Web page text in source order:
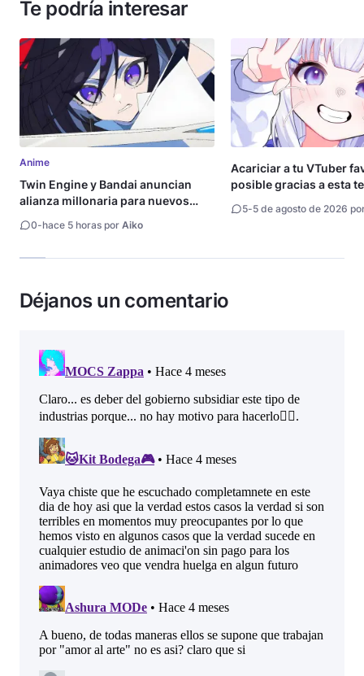
Te podría interesar
Anime
Twin Engine y Bandai anuncian
alianza millonaria para nuevos
0-hace 5 horas por Aiko
Acariciar a tu VTuber
posible gracias a esta
5-5 de agosto de 2026
Déjanos un comentario